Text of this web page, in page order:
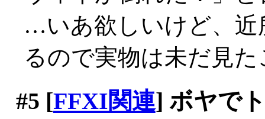
…いあ欲しいけど、近
るので実物は未だ見
#5 [FFXI関連] ボヤで